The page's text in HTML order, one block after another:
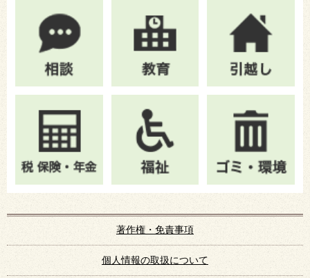
著作権・免責事項
個人情報の取扱について